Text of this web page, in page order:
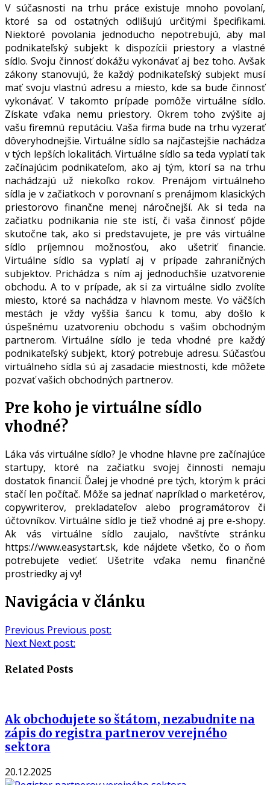
V súčasnosti na trhu práce existuje mnoho povolaní,
ktoré sa od ostatných odlišujú určitými špecifikami.
Niektoré povolania jednoducho nepotrebujú, aby mal
podnikateľský subjekt k dispozícii priestory a vlastné
sídlo. Svoju činnosť dokážu vykonávať aj bez toho. Avšak
zákony stanovujú, že každý podnikateľský subjekt musí
mať svoju vlastnú adresu a miesto, kde sa bude činnosť
vykonávať. V takomto prípade pomôže virtuálne sídlo.
Získate vďaka nemu priestory. Okrem toho zvýšite aj
vašu firemnú reputáciu. Vaša firma bude na trhu vyzerať
dôveryhodnejšie. Virtuálne sídlo sa najčastejšie nachádza
v tých lepších lokalitách. Virtuálne sídlo sa teda vyplatí tak
začínajúcim podnikateľom, ako aj tým, ktorí sa na trhu
nachádzajú už niekoľko rokov. Prenájom virtuálneho
sídla je v začiatkoch v porovnaní s prenájmom klasických
priestorovo finančne menej náročnejší. Ak si teda na
začiatku podnikania nie ste istí, či vaša činnosť pôjde
skutočne tak, ako si predstavujete, je pre vás virtuálne
sídlo príjemnou možnosťou, ako ušetriť financie.
Virtuálne sídlo sa vyplatí aj v prípade zahraničných
subjektov. Prichádza s ním aj jednoduchšie uzatvorenie
obchodu. A to v prípade, ak si za virtuálne sidlo zvolíte
miesto, ktoré sa nachádza v hlavnom meste. Vo väčších
mestách je vždy vyššia šancu k tomu, aby došlo k
úspešnému uzatvoreniu obchodu s vašim obchodným
partnerom. Virtuálne sídlo je teda vhodné pre každý
podnikateľský subjekt, ktorý potrebuje adresu. Súčasťou
virtuálneho sídla sú aj zasadacie miestnosti, kde môžete
pozvať vašich obchodných partnerov.
Pre koho je virtuálne sídlo
vhodné?
Láka vás virtuálne sídlo? Je vhodne hlavne pre začínajúce
startupy, ktoré na začiatku svojej činnosti nemaju
dostatok financií. Ďalej je vhodné pre tých, ktorým k práci
stačí len počítač. Môže sa jednať napríklad o marketérov,
copywriterov, prekladateľov alebo programátorov či
účtovníkov. Virtuálne sídlo je tiež vhodné aj pre e-shopy.
Ak vás virtuálne sídlo zaujalo, navštívte stránku
https://www.easystart.sk, kde nájdete všetko, čo o ňom
potrebujete vedieť. Ušetrite vďaka nemu finančné
prostriedky aj vy!
Navigácia v článku
Previous Previous post:
Next Next post:
Related Posts
Ak obchodujete so štátom, nezabudnite na
zápis do registra partnerov verejného
sektora
20.12.2025